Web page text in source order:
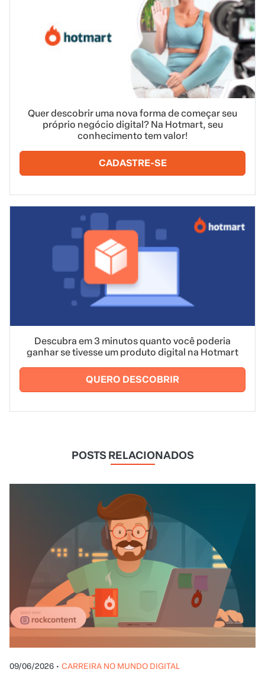
Quer descobrir uma nova forma de começar seu
próprio negócio digital? Na Hotmart, seu
conhecimento tem valor!
CADASTRE-SE
Descubra em 3 minutos quanto você poderia
ganhar se tivesse um produto digital na Hotmart
QUERO DESCOBRIR
POSTS RELACIONADOS
09/06/2026 • CARREIRA NO MUNDO DIGITAL